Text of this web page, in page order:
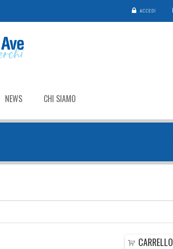
ACCEDI
NEWS CHI SIAMO
CARRELLO